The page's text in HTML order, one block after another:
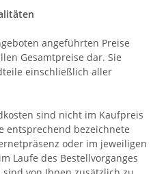
angeführten Preise
Gesamtpreise dar. Sie
einschließlich aller
sind nicht im Kaufpreis
entsprechend bezeichnete
oder im jeweiligen
Laufe des Bestellvorganges